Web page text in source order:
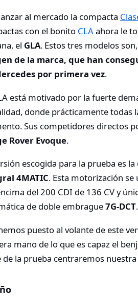
al mercado la compacta
con el bonito CLAahora le
el GLA. Estos tres modelos
de la marca, que han
por primera vez.
está motivado por la fuerte
donde prácticamente todas
Sus competidores directos
Rover Evoque.
escogida para la prueba es la
4MATIC. Esta motorización
del 200 CDI de 136 CV y
de doble embrague7G-DCT.
puesto al volante de este
mano de lo que es capaz el
de la prueba centraremos